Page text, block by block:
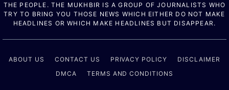
THE PEOPLE. THE MUKHBIR IS A GROUP OF JOURNALISTS WHO
TRY TO BRING YOU THOSE NEWS WHICH EITHER DO NOT MAKE
HEADLINES OR WHICH MAKE HEADLINES BUT DISAPPEAR.
ABOUT US CONTACT US PRIVACY POLICY
DISCLAIMER
DMCA
TERMS AND CONDITIONS